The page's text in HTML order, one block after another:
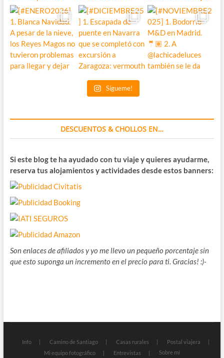
Sígueme!
DESCUENTOS & CHOLLOS EN…
Si este blog te ha ayudado con tu viaje y quieres ayudarme,
reserva tus alojamientos y actividades desde estos banners:
Son enlaces de afiliados y yo me llevo un pequeño porcentaje sin
que esto suponga un incremento en el precio para ti. Gracias! :)-
Info Camino de Santiago Casas rurales
Postal viajera
Mi equipo fotográfico
Entrevistas Sobre mí